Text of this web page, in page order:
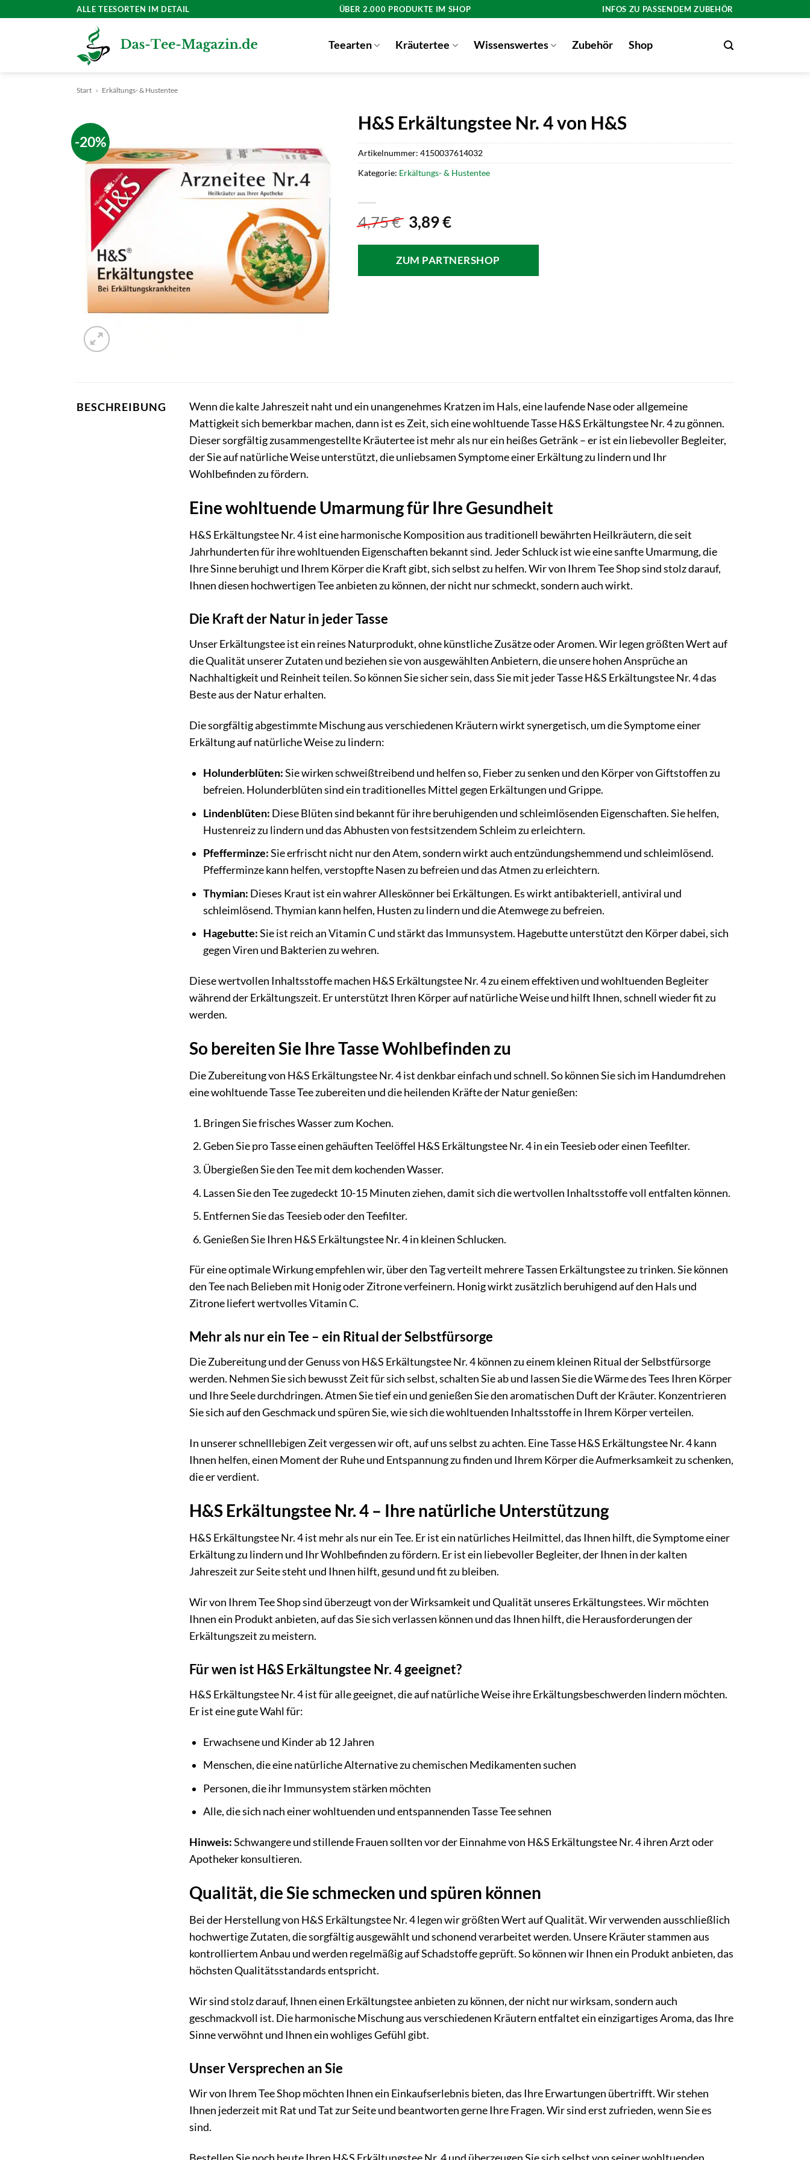
ALLE TEESORTEN IM DETAIL ÜBER 2.000 PRODUKTE IM SHOP INFOS ZU PASSENDEM ZUBEHÖR
Teearten Kräutertee Wissenswertes Zubehör Shop
Start » Erkältungs- & Hustentee
-20%
H&S Erkältungstee Nr. 4 von H&S
4,75€ Ursprünglicher
war:
4,75 €
3,89€Aktueller
ist:
3,89 €.
ZUM PARTNERSHOP
Artikelnummer: 4150037614032
Kategorie: Erkältungs- & Hustentee
BESCHREIBUNG
Wenn die kalte Jahreszeit naht und ein unangenehmes Kratzen im Hals, eine laufende Nase oder allgemeine
Mattigkeit sich bemerkbar machen, dann ist es Zeit, sich eine wohltuende Tasse H&S Erkältungstee Nr. 4 zu gönnen.
Dieser sorgfältig zusammengestellte Kräutertee ist mehr als nur ein heißes Getränk – er ist ein liebevoller Begleiter,
der Sie auf natürliche Weise unterstützt, die unliebsamen Symptome einer Erkältung zu lindern und Ihr
Wohlbefinden zu fördern.
Eine wohltuende Umarmung für Ihre Gesundheit
H&S Erkältungstee Nr. 4 ist eine harmonische Komposition aus traditionell bewährten Heilkräutern, die seit
Jahrhunderten für ihre wohltuenden Eigenschaften bekannt sind. Jeder Schluck ist wie eine sanfte Umarmung, die
Ihre Sinne beruhigt und Ihrem Körper die Kraft gibt, sich selbst zu helfen. Wir von Ihrem Tee Shop sind stolz darauf,
Ihnen diesen hochwertigen Tee anbieten zu können, der nicht nur schmeckt, sondern auch wirkt.
Die Kraft der Natur in jeder Tasse
Unser Erkältungstee ist ein reines Naturprodukt, ohne künstliche Zusätze oder Aromen. Wir legen größten Wert auf
die Qualität unserer Zutaten und beziehen sie von ausgewählten Anbietern, die unsere hohen Ansprüche an
Nachhaltigkeit und Reinheit teilen. So können Sie sicher sein, dass Sie mit jeder Tasse H&S Erkältungstee Nr. 4 das
Beste aus der Natur erhalten.
Die sorgfältig abgestimmte Mischung aus verschiedenen Kräutern wirkt synergetisch, um die Symptome einer
Erkältung auf natürliche Weise zu lindern:
Holunderblüten:Sie wirken schweißtreibend und helfen so, Fieber zu senken und den Körper von Giftstoffen zu
befreien. Holunderblüten sind ein traditionelles Mittel gegen Erkältungen und Grippe.
Lindenblüten: Diese Blüten sind bekannt für ihre beruhigenden und schleimlösenden Eigenschaften. Sie helfen,
Hustenreiz zu lindern und das Abhusten von festsitzendem Schleim zu erleichtern.
Pfefferminze:Sie erfrischt nicht nur den Atem, sondern wirkt auch entzündungshemmend und schleimlösend.
Pfefferminze kann helfen, verstopfte Nasen zu befreien und das Atmen zu erleichtern.
Thymian: Dieses Kraut ist ein wahrer Alleskönner bei Erkältungen. Es wirkt antibakteriell, antiviral und
schleimlösend. Thymian kann helfen, Husten zu lindern und die Atemwege zu befreien.
Hagebutte:Sie ist reich an Vitamin C und stärkt das Immunsystem. Hagebutte unterstützt den Körper dabei, sich
gegen Viren und Bakterien zu wehren.
Diese wertvollen Inhaltsstoffe machen H&S Erkältungstee Nr. 4 zu einem effektiven und wohltuenden Begleiter
während der Erkältungszeit. Er unterstützt Ihren Körper auf natürliche Weise und hilft Ihnen, schnell wieder fit zu
werden.
So bereiten Sie Ihre Tasse Wohlbefinden zu
Die Zubereitung von H&S Erkältungstee Nr. 4 ist denkbar einfach und schnell. So können Sie sich im Handumdrehen
eine wohltuende Tasse Tee zubereiten und die heilenden Kräfte der Natur genießen:
Bringen Sie frisches Wasser zum Kochen.
Geben Sie pro Tasse einen gehäuften Teelöffel H&S Erkältungstee Nr. 4 in ein Teesieb oder einen Teefilter.
Übergießen Sie den Tee mit dem kochenden Wasser.
Lassen Sie den Tee zugedeckt 10-15 Minuten ziehen, damit sich die wertvollen Inhaltsstoffe voll entfalten können.
Entfernen Sie das Teesieb oder den Teefilter.
Genießen Sie Ihren H&S Erkältungstee Nr. 4 in kleinen Schlucken.
Für eine optimale Wirkung empfehlen wir, über den Tag verteilt mehrere Tassen Erkältungstee zu trinken. Sie können
den Tee nach Belieben mit Honig oder Zitrone verfeinern. Honig wirkt zusätzlich beruhigend auf den Hals und
Zitrone liefert wertvolles Vitamin C.
Mehr als nur ein Tee – ein Ritual der Selbstfürsorge
Die Zubereitung und der Genuss von H&S Erkältungstee Nr. 4 können zu einem kleinen Ritual der Selbstfürsorge
werden. Nehmen Sie sich bewusst Zeit für sich selbst, schalten Sie ab und lassen Sie die Wärme des Tees Ihren Körper
und Ihre Seele durchdringen. Atmen Sie tief ein und genießen Sie den aromatischen Duft der Kräuter. Konzentrieren
Sie sich auf den Geschmack und spüren Sie, wie sich die wohltuenden Inhaltsstoffe in Ihrem Körper verteilen.
In unserer schnelllebigen Zeit vergessen wir oft, auf uns selbst zu achten. Eine Tasse H&S Erkältungstee Nr. 4 kann
Ihnen helfen, einen Moment der Ruhe und Entspannung zu finden und Ihrem Körper die Aufmerksamkeit zu schenken,
die er verdient.
H&S Erkältungstee Nr. 4 – Ihre natürliche Unterstützung
H&S Erkältungstee Nr. 4 ist mehr als nur ein Tee. Er ist ein natürliches Heilmittel, das Ihnen hilft, die Symptome einer
Erkältung zu lindern und Ihr Wohlbefinden zu fördern. Er ist ein liebevoller Begleiter, der Ihnen in der kalten
Jahreszeit zur Seite steht und Ihnen hilft, gesund und fit zu bleiben.
Wir von Ihrem Tee Shop sind überzeugt von der Wirksamkeit und Qualität unseres Erkältungstees. Wir möchten
Ihnen ein Produkt anbieten, auf das Sie sich verlassen können und das Ihnen hilft, die Herausforderungen der
Erkältungszeit zu meistern.
Für wen ist H&S Erkältungstee Nr. 4 geeignet?
H&S Erkältungstee Nr. 4 ist für alle geeignet, die auf natürliche Weise ihre Erkältungsbeschwerden lindern möchten.
Er ist eine gute Wahl für:
Erwachsene und Kinder ab 12 Jahren
Menschen, die eine natürliche Alternative zu chemischen Medikamenten suchen
Personen, die ihr Immunsystem stärken möchten
Alle, die sich nach einer wohltuenden und entspannenden Tasse Tee sehnen
Hinweis:Schwangere und stillende Frauen sollten vor der Einnahme von H&S Erkältungstee Nr. 4 ihren Arzt oder
Apotheker konsultieren.
Qualität, die Sie schmecken und spüren können
Bei der Herstellung von H&S Erkältungstee Nr. 4 legen wir größten Wert auf Qualität. Wir verwenden ausschließlich
hochwertige Zutaten, die sorgfältig ausgewählt und schonend verarbeitet werden. Unsere Kräuter stammen aus
kontrolliertem Anbau und werden regelmäßig auf Schadstoffe geprüft. So können wir Ihnen ein Produkt anbieten, das
höchsten Qualitätsstandards entspricht.
Wir sind stolz darauf, Ihnen einen Erkältungstee anbieten zu können, der nicht nur wirksam, sondern auch
geschmackvoll ist. Die harmonische Mischung aus verschiedenen Kräutern entfaltet ein einzigartiges Aroma, das Ihre
Sinne verwöhnt und Ihnen ein wohliges Gefühl gibt.
Unser Versprechen an Sie
Wir von Ihrem Tee Shop möchten Ihnen ein Einkaufserlebnis bieten, das Ihre Erwartungen übertrifft. Wir stehen
Ihnen jederzeit mit Rat und Tat zur Seite und beantworten gerne Ihre Fragen. Wir sind erst zufrieden, wenn Sie es
sind.